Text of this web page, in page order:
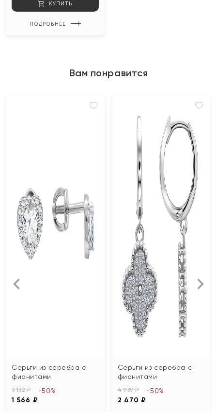
КУПИТЬ
ПОДРОБНЕЕ
Вам понравится
Серьги из серебра с
фианитами
3 132 ₽
1 566 ₽
-50%
Серьги из серебра с
фианитами
4 939 ₽
2 470 ₽
-50%